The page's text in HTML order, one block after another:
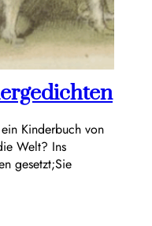
Kinderbuch von
Welt? Ins
gesetzt;Sie